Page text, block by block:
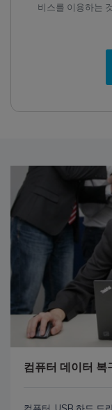
비스를 이용하는
컴퓨터 데이터 복
컴퓨터, USB 하드 드